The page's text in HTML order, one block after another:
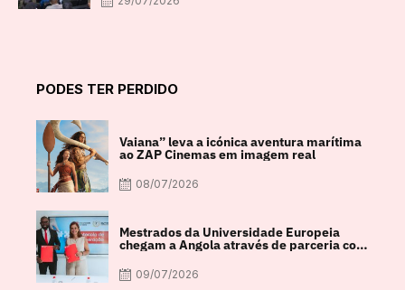
PODES TER PERDIDO
Vaiana” leva a icónica aventura marítima
ao ZAP Cinemas em imagem real
08/07/2026
Mestrados da Universidade Europeia
chegam a Angola através de parceria com
a FACUL
09/07/2026